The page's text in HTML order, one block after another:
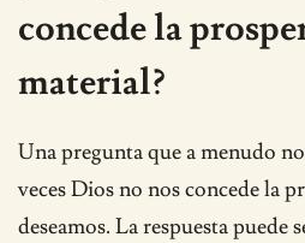
concede la
material?
Una pregunta que a menudo
veces Dios no nos concede la
deseamos. La respuesta puede